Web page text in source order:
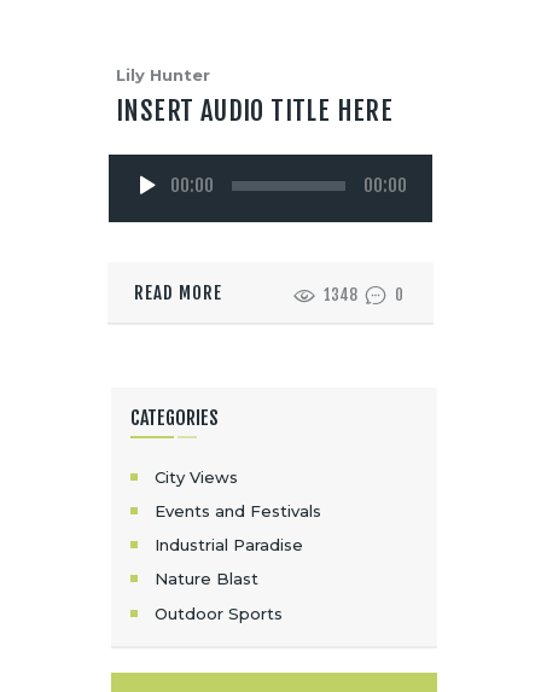
Lily Hunter
INSERT AUDIO TITLE HERE
Reproductor
de
audio
00:00 00:00
READ MORE 1348 0
CATEGORIES
City Views
Events and Festivals
Industrial Paradise
Nature Blast
Outdoor Sports